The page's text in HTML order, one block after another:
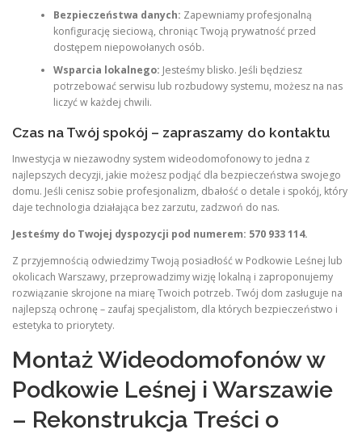
Bezpieczeństwa danych: Zapewniamy profesjonalną
konfigurację sieciową, chroniąc Twoją prywatność przed
dostępem niepowołanych osób.
Wsparcia lokalnego: Jesteśmy blisko. Jeśli będziesz
potrzebować serwisu lub rozbudowy systemu, możesz na nas
liczyć w każdej chwili.
Czas na Twój spokój – zapraszamy do kontaktu
Inwestycja w niezawodny system wideodomofonowy to jedna z
najlepszych decyzji, jakie możesz podjąć dla bezpieczeństwa swojego
domu. Jeśli cenisz sobie profesjonalizm, dbałość o detale i spokój, który
daje technologia działająca bez zarzutu, zadzwoń do nas.
Jesteśmy do Twojej dyspozycji pod numerem: 570 933 114.
Z przyjemnością odwiedzimy Twoją posiadłość w Podkowie Leśnej lub
okolicach Warszawy, przeprowadzimy wizję lokalną i zaproponujemy
rozwiązanie skrojone na miarę Twoich potrzeb. Twój dom zasługuje na
najlepszą ochronę – zaufaj specjalistom, dla których bezpieczeństwo i
estetyka to priorytety.
Montaż Wideodomofonów w
Podkowie Leśnej i Warszawie
– Rekonstrukcja Treści o